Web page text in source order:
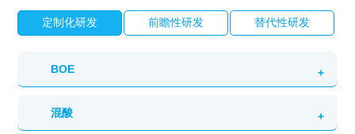
定制化研发 前瞻性研发 替代性研发
BOE
英文：Buffered Oxide Etchant
混酸